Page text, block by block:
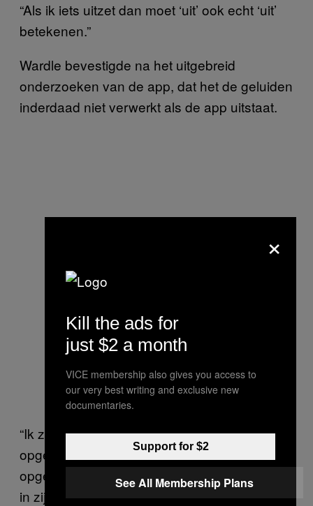
“Als ik iets uitzet dan moet ‘uit’ ook echt ‘uit’
betekenen.”
Wardle bevestigde na het uitgebreid
onderzoeken van de app, dat het de geluiden
inderdaad niet verwerkt als de app uitstaat.
“Ik zag geen aanwijzingen dat de
opgenomen data ook wordt verwerkt (niet
opgeslagen, exfiltreerd, etc.),” schreef Wardle
in zijn blogpost, die hij van te voren met
×
Kill the ads for
just $2 a month
VICE membership also gives you access to
our very best writing and exclusive new
documentaries.
Support for $2
See All Membership Plans